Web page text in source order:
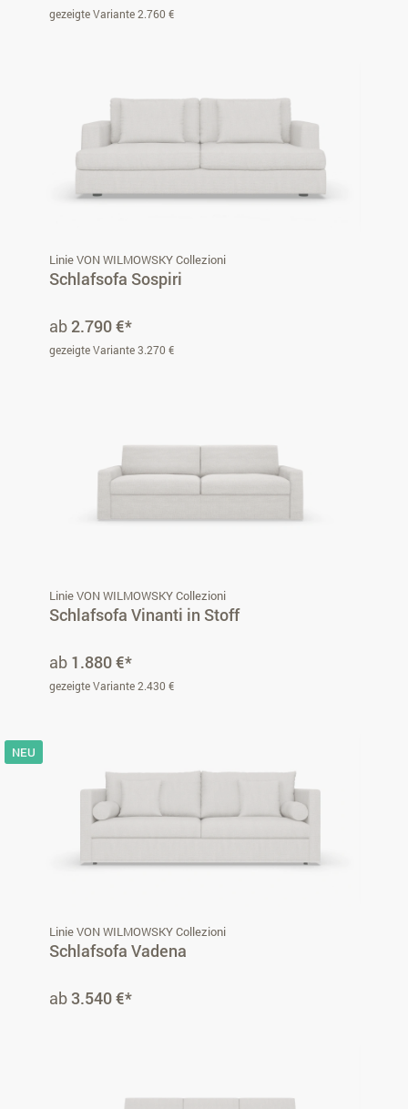
gezeigte Variante 2.760 €
Linie VON WILMOWSKY Collezioni
Schlafsofa Sospiri
ab2.790 €*
gezeigte Variante 3.270 €
Linie VON WILMOWSKY Collezioni
Schlafsofa Vinanti in Stoff
ab 1.880 €*
gezeigte Variante 2.430 €
NEU
Linie VON WILMOWSKY Collezioni
Schlafsofa Vadena
ab 3.540 €*